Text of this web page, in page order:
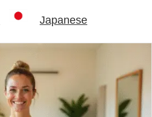
Japanese